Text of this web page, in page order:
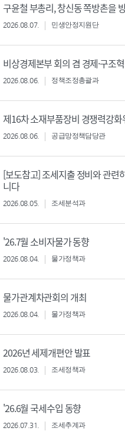
구윤철 부총리, 창신동 쪽방촌을
2026.08.07. 민생안정지원단
비상경제본부 회의 겸 경제·구조
2026.08.06. 정책조정총괄과
제16차 소재부품장비 경쟁력강화
2026.08.06. 공급망정책담당관
[보도참고] 조세지출 정비와 관련
니다
2026.08.05. 조세분석과
'26.7월 소비자물가 동향
2026.08.04. 물가정책과
물가관계차관회의 개최
2026.08.04. 물가정책과
2026년 세제개편안 발표
2026.08.03. 조세정책과
'26.6월 국세수입 동향
2026.07.31. 조세추계과